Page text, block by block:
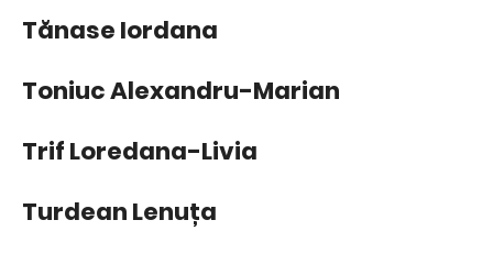
Tănase Iordana
Toniuc Alexandru-Marian
Trif Loredana-Livia
Turdean Lenuța